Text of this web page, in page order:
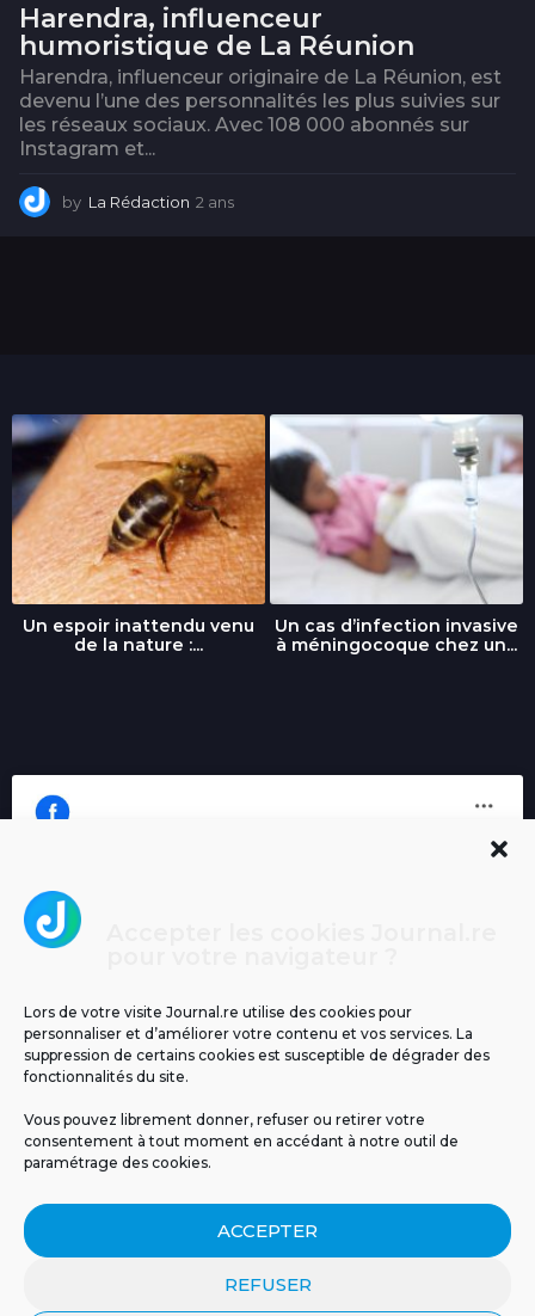
Lors de votre visite Journal.re utilise des cookies pour
personnaliser et d’améliorer votre contenu et vos services. La
suppression de certains cookies est susceptible de dégrader des
fonctionnalités du site.
Vous pouvez librement donner, refuser ou retirer votre
consentement à tout moment en accédant à notre outil de
paramétrage des cookies.
ACCEPTER
REFUSER
Harendra, influenceur
humoristique de La Réunion
Harendra, influenceur originaire de La Réunion, est
devenu l’une des personnalités les plus suivies sur
les réseaux sociaux. Avec 108 000 abonnés sur
Instagram et...
by La Rédaction 2 ans
Un espoir inattendu venu
de la nature :...
Un cas d’infection invasive
à méningocoque chez un...
MENTIONS LÉGALES PUBLICITÉ
BLOG
NOS ÉMISSIONS
POLITIQUE DE CONFIDENTIALITÉ
CONTACT